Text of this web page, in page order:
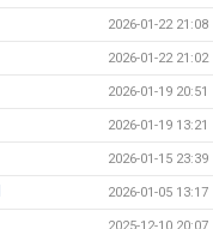
2026-01-22 21:08
2026-01-22 21:02
2026-01-19 20:51
2026-01-19 13:21
2026-01-15 23:39
2026-01-05 13:17